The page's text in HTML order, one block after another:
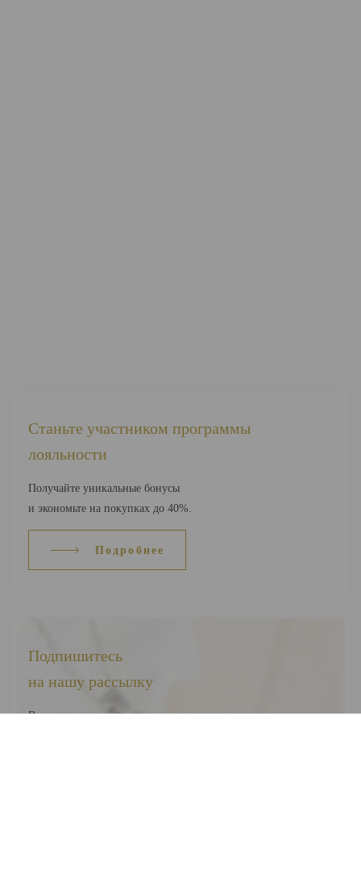
Станьте участником программы
лояльности
Получайте уникальные бонусы
и экономьте на покупках до 40%.
Подробнее
Подпишитесь
на нашу рассылку
Вы первыми узнаете о наших новинках, скидках и акциях